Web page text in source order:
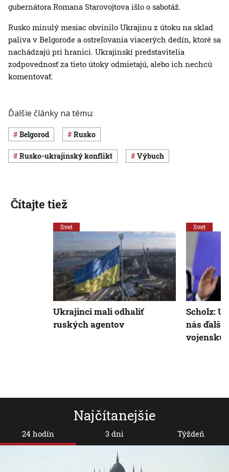
gubernátora Romana Starovojtova išlo o sabotáž.
Rusko minulý mesiac obvinilo Ukrajinu z útoku na sklad
paliva v Belgorode a ostreľovania viacerých dedín, ktoré sa
nachádzajú pri hranici. Ukrajinskí predstavitelia
zodpovednosť za tieto útoky odmietajú, alebo ich nechcú
komentovať.
Ďalšie články na tému:
Belgorod Rusko
rusko-ukrajinský konflikt výbuch
Najčítanejšie
24 hodín 3 dni Týždeň
Čítajte tiež
Svet
Ukrajinci mali odhaliť
ruských agentov
Svet
Scholz:
nás
vojenskú